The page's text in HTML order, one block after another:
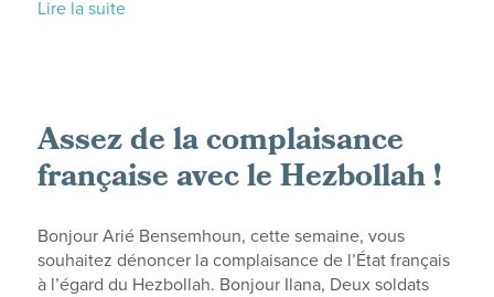
Lire la suite
Assez de la complaisance
française avec le Hezbollah !
Bonjour Arié Bensemhoun, cette semaine, vous
souhaitez dénoncer la complaisance de l’État français
à l’égard du Hezbollah. Bonjour Ilana, Deux soldats